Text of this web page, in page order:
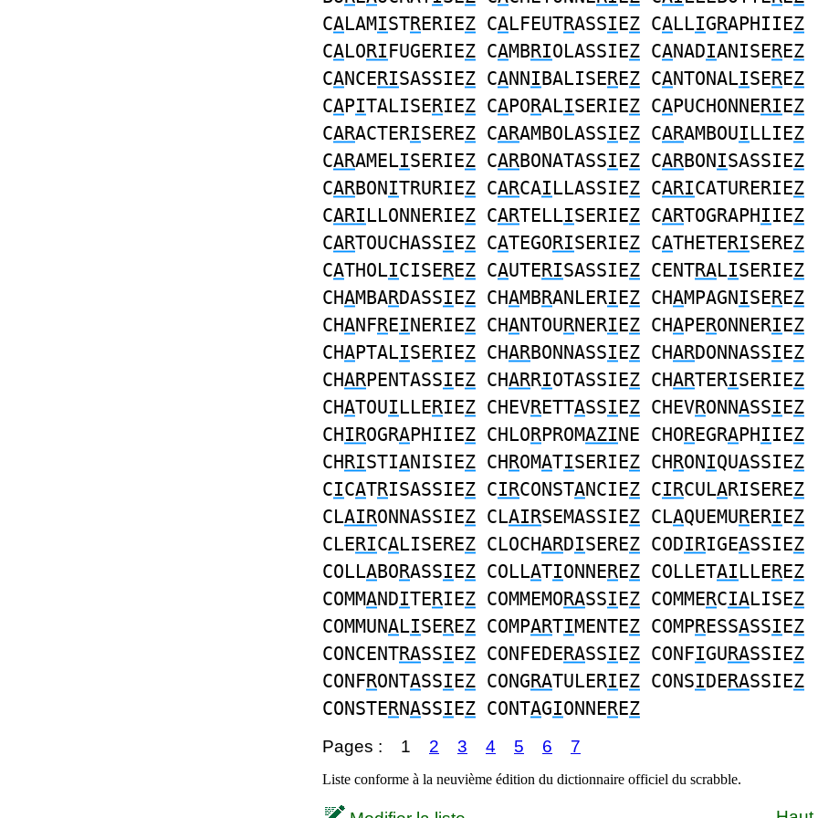
CALAMISTRERIEZ CALFEUTRASSIEZ CALLIGRAPHIIEZ
CALORIFUGERIEZ CAMBRIOLASSIEZ CANADIANISEREZ
CANCERISASSIEZ CANNIBALISEREZ CANTONALISEREZ
CAPITALISERIEZ CAPORALISERIEZ CAPUCHONNERIEZ
CARACTERISEREZ CARAMBOLASSIEZ CARAMBOUILLIEZ
CARAMELISERIEZ CARBONATASSIEZ CARBONISASSIEZ
CARBONITRURIEZ CARCAILLASSIEZ CARICATURERIEZ
CARILLONNERIEZ CARTELLISERIEZ CARTOGRAPHIIEZ
CARTOUCHASSIEZ CATEGORISERIEZ CATHETERISEREZ
CATHOLICISEREZ CAUTERISASSIEZ CENTRALISERIEZ
CHAMBARDASSIEZ CHAMBRANLERIEZ CHAMPAGNISEREZ
CHANFREINERIEZ CHANTOURNERIEZ CHAPERONNERIEZ
CHAPTALISERIEZ CHARBONNASSIEZ CHARDONNASSIEZ
CHARPENTASSIEZ CHARRIOTASSIEZ CHARTERISERIEZ
CHATOUILLERIEZ CHEVRETTASSIEZ CHEVRONNASSIEZ
CHIROGRAPHIIEZ CHLORPROMAZINE CHOREGRAPHIIEZ
CHRISTIANISIEZ CHROMATISERIEZ CHRONIQUASSIEZ
CICATRISASSIEZ CIRCONSTANCIEZ CIRCULARISEREZ
CLAIRONNASSIEZ CLAIRSEMASSIEZ CLAQUEMURERIEZ
CLERICALISEREZ CLOCHARDISEREZ CODIRIGEASSIEZ
COLLABORASSIEZ COLLATIONNEREZ COLLETAILLEREZ
COMMANDITERIEZ COMMEMORASSIEZ COMMERCIALISEZ
COMMUNALISEREZ COMPARTIMENTEZ COMPRESSASSIEZ
CONCENTRASSIEZ CONFEDERASSIEZ CONFIGURASSIEZ
CONFRONTASSIEZ CONGRATULERIEZ CONSIDERASSIEZ
CONSTERNASSIEZ CONTAGIONNEREZ
Pages : 1 2 3 4 5 6 7
Liste conforme à la neuvième édition du dictionnaire officiel du scrabble.